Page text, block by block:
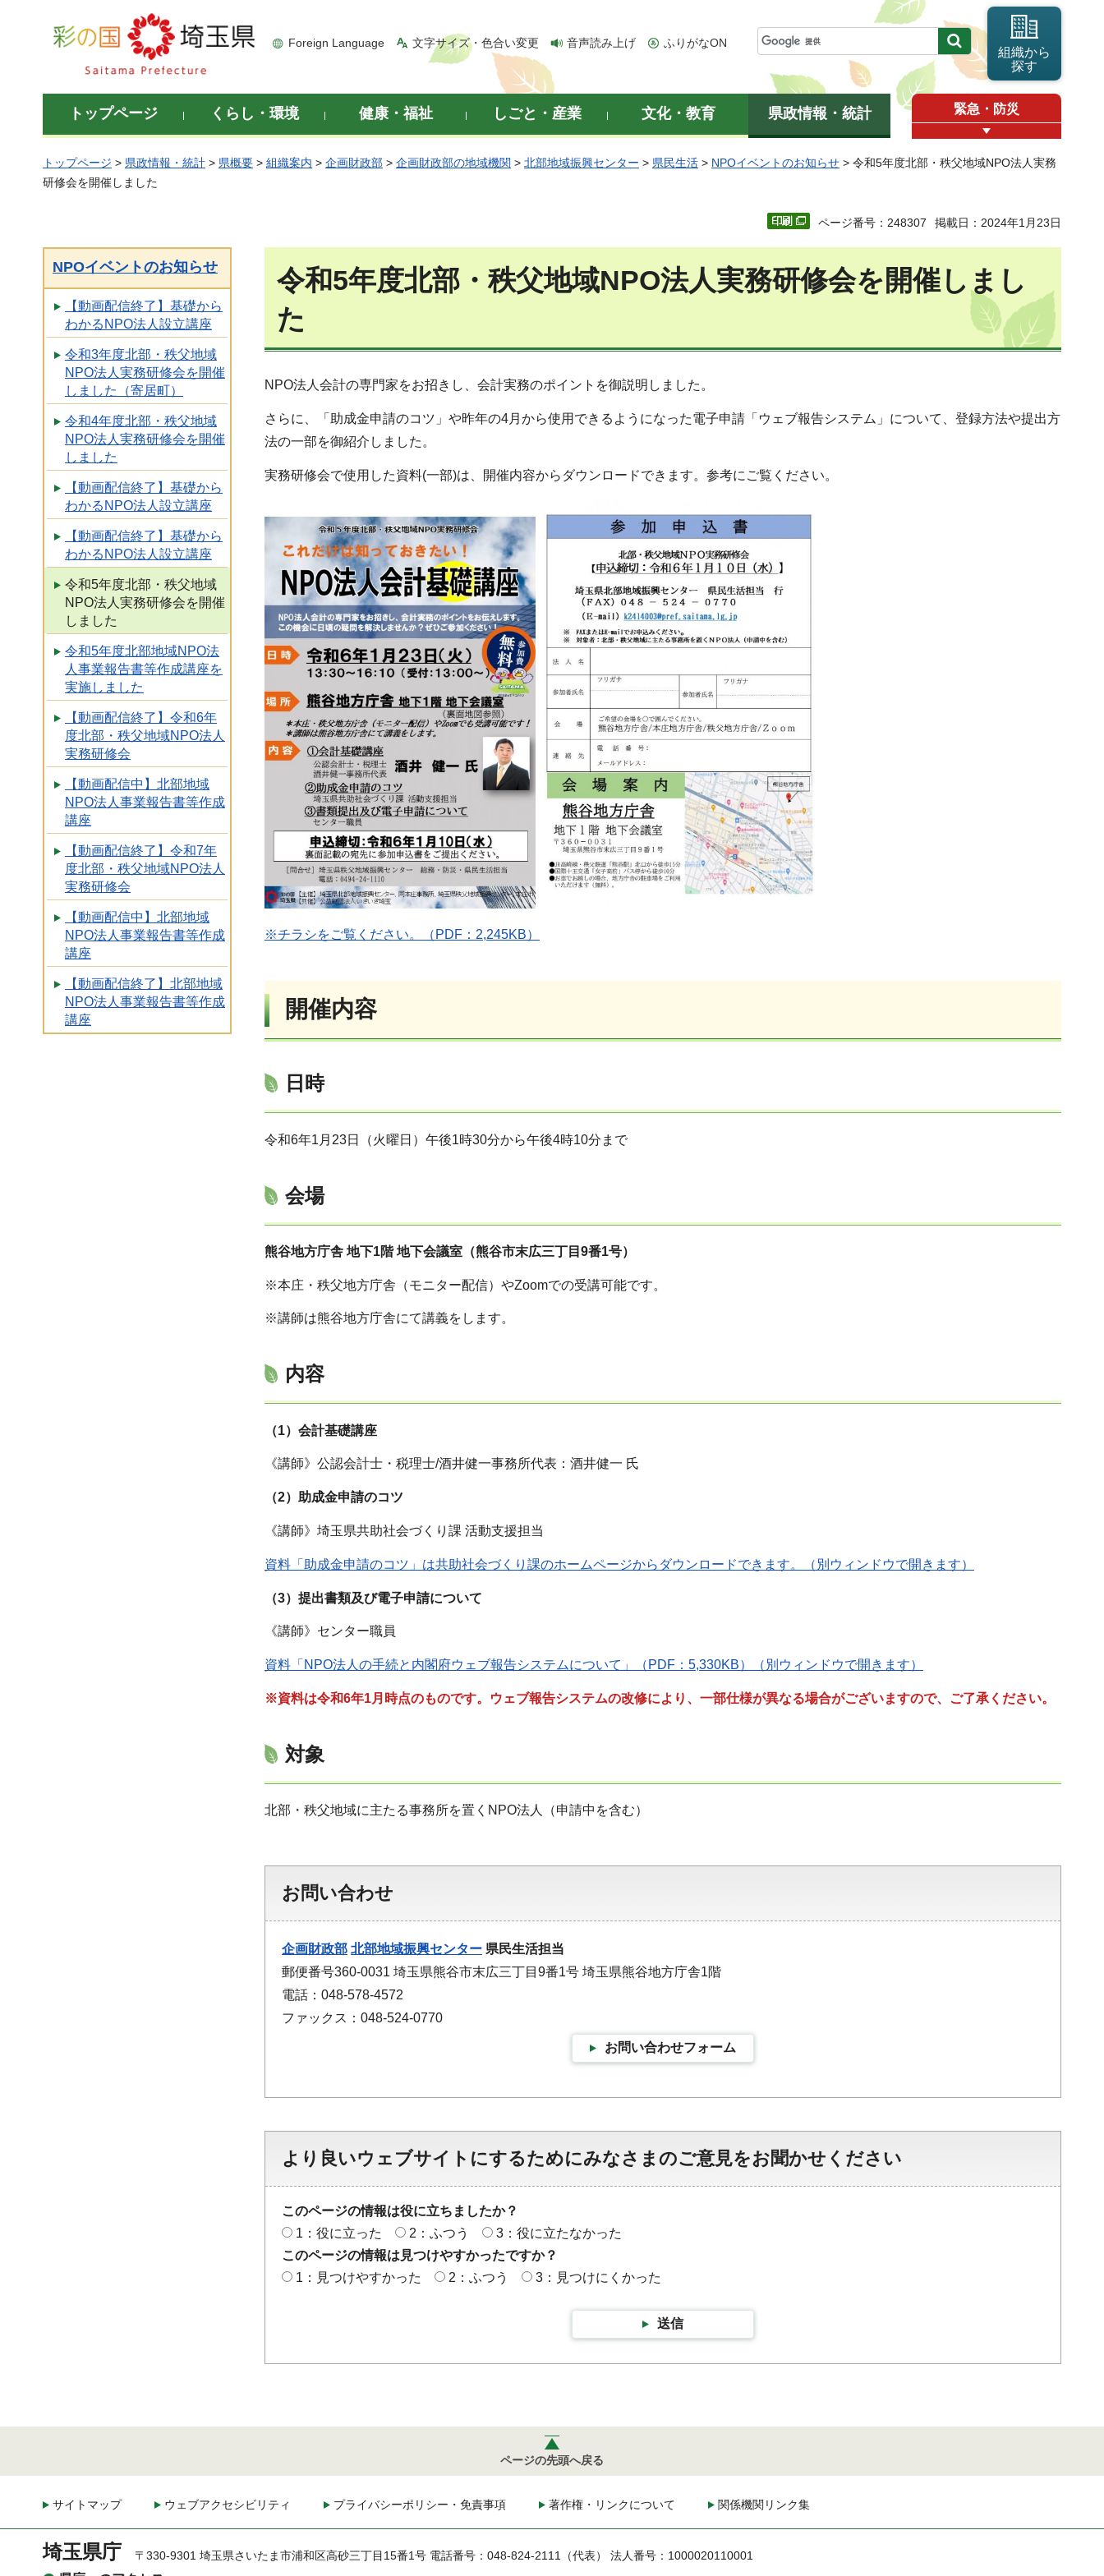
彩の国 埼玉県
Foreign Language 文字サイズ・色合い変更 音声読み上げ ふりがなON
組織から
探す
トップページ くらし・環境 健康・福祉 しごと・産業 文化・教育 県政情報・統計 緊急・防災
トップページ > 県政情報・統計 > 県概要 > 組織案内 > 企画財政部 > 企画財政部の地域機関 > 北部地域振興センター > 県民生活 > NPOイベントのお知らせ > 令和5年度北部・秩父地域NPO法人実務
研修会を開催しました
ページ番号：248307 掲載日：2024年1月23日
NPOイベントのお知らせ
【動画配信終了】基礎から
わかるNPO法人設立講座
令和3年度北部・秩父地域
NPO法人実務研修会を開催
しました（寄居町）
令和4年度北部・秩父地域
NPO法人実務研修会を開催
しました
【動画配信終了】基礎から
わかるNPO法人設立講座
【動画配信終了】基礎から
わかるNPO法人設立講座
令和5年度北部・秩父地域
NPO法人実務研修会を開催
しました
令和5年度北部地域NPO法
人事業報告書等作成講座を
実施しました
【動画配信終了】令和6年
度北部・秩父地域NPO法人
実務研修会
【動画配信中】北部地域
NPO法人事業報告書等作成
講座
【動画配信終了】令和7年
度北部・秩父地域NPO法人
実務研修会
【動画配信中】北部地域
NPO法人事業報告書等作成
講座
【動画配信終了】北部地域
NPO法人事業報告書等作成
講座
令和5年度北部・秩父地域NPO法人実務研修会を開催しまし
た
NPO法人会計の専門家をお招きし、会計実務のポイントを御説明しました。
さらに、「助成金申請のコツ」や昨年の4月から使用できるようになった電子申請「ウェブ報告システム」について、登録方法や提出方
法の一部を御紹介しました。
実務研修会で使用した資料(一部)は、開催内容からダウンロードできます。参考にご覧ください。
※チラシをご覧ください。（PDF：2,245KB）
開催内容
日時
令和6年1月23日（火曜日）午後1時30分から午後4時10分まで
会場
熊谷地方庁舎 地下1階 地下会議室（熊谷市末広三丁目9番1号）
※本庄・秩父地方庁舎（モニター配信）やZoomでの受講可能です。
※講師は熊谷地方庁舎にて講義をします。
内容
（1）会計基礎講座
《講師》公認会計士・税理士/酒井健一事務所代表：酒井健一 氏
（2）助成金申請のコツ
《講師》埼玉県共助社会づくり課 活動支援担当
資料「助成金申請のコツ」は共助社会づくり課のホームページからダウンロードできます。（別ウィンドウで開きます）
（3）提出書類及び電子申請について
《講師》センター職員
資料「NPO法人の手続と内閣府ウェブ報告システムについて」（PDF：5,330KB）（別ウィンドウで開きます）
※資料は令和6年1月時点のものです。ウェブ報告システムの改修により、一部仕様が異なる場合がございますので、ご了承ください。
対象
北部・秩父地域に主たる事務所を置くNPO法人（申請中を含む）
お問い合わせ
企画財政部 北部地域振興センター 県民生活担当
郵便番号360-0031 埼玉県熊谷市末広三丁目9番1号 埼玉県熊谷地方庁舎1階
電話：048-578-4572
ファックス：048-524-0770
お問い合わせフォーム
より良いウェブサイトにするためにみなさまのご意見をお聞かせください
このページの情報は役に立ちましたか？
1：役に立った
2：ふつう
3：役に立たなかった
このページの情報は見つけやすかったですか？
1：見つけやすかった
2：ふつう 3：見つけにくかった
送信
ページの先頭へ戻る
サイトマップ ウェブアクセシビリティ プライバシーポリシー・免責事項 著作権・リンクについて 関係機関リンク集
埼玉県庁 〒330-9301 埼玉県さいたま市浦和区高砂三丁目15番1号 電話番号：048-824-2111（代表） 法人番号：1000020110001